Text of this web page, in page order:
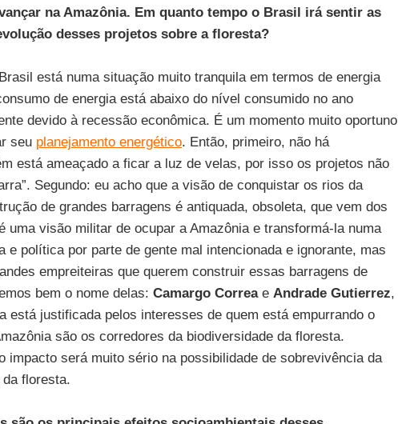
na Amazônia. Em quanto tempo o Brasil irá sentir as
desses projetos sobre a floresta?
está numa situação muito tranquila em termos de energia
de energia está abaixo do nível consumido no ano
devido à recessão econômica. É um momento muito oportuno
seu planejamento energético. Então, primeiro, não há
está ameaçado a ficar a luz de velas, por isso os projetos não
Segundo: eu acho que a visão de conquistar os rios da
de grandes barragens é antiquada, obsoleta, que vem dos
uma visão militar de ocupar a Amazônia e transformá-la numa
e política por parte de gente mal intencionada e ignorante, mas
empreiteiras que querem construir essas barragens de
bem o nome delas: Camargo Correae Andrade Gutierrez,
está justificada pelos interesses de quem está empurrando o
são os corredores da biodiversidade da floresta.
impacto será muito sério na possibilidade de sobrevivência da
floresta.